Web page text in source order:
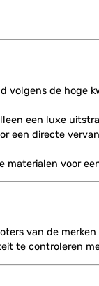
volgens de hoge
een luxe
een directe
materialen voor
van de
te controleren